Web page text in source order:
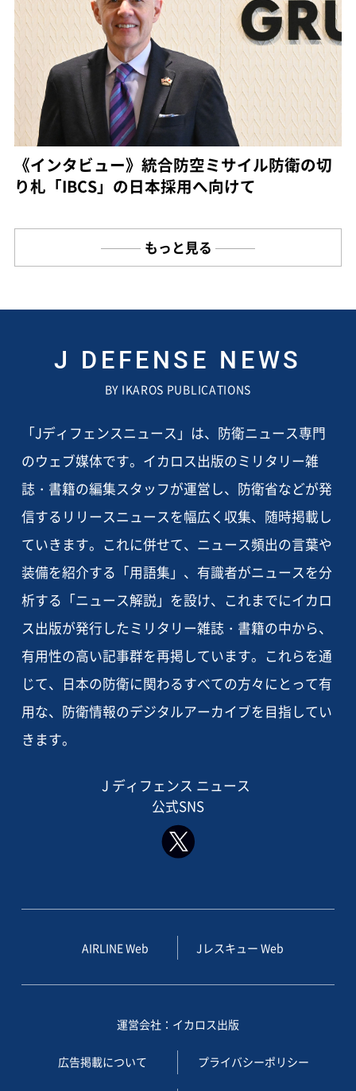
《インタビュー》統合防空ミサイル防衛の切
り札「IBCS」の日本採用へ向けて
もっと見る
J DEFENSE NEWS
BY IKAROS PUBLICATIONS
「Jディフェンスニュース」は、防衛ニュース専門
のウェブ媒体です。イカロス出版のミリタリー雑
誌・書籍の編集スタッフが運営し、防衛省などが発
信するリリースニュースを幅広く収集、随時掲載し
ていきます。これに併せて、ニュース頻出の言葉や
装備を紹介する「用語集」、有識者がニュースを分
析する「ニュース解説」を設け、これまでにイカロ
ス出版が発行したミリタリー雑誌・書籍の中から、
有用性の高い記事群を再掲しています。これらを通
じて、日本の防衛に関わるすべての方々にとって有
用な、防衛情報のデジタルアーカイブを目指してい
きます。
J ディフェンス ニュース
公式SNS
AIRLINE Web Jレスキュー Web
運営会社：イカロス出版
広告掲載について プライバシーポリシー